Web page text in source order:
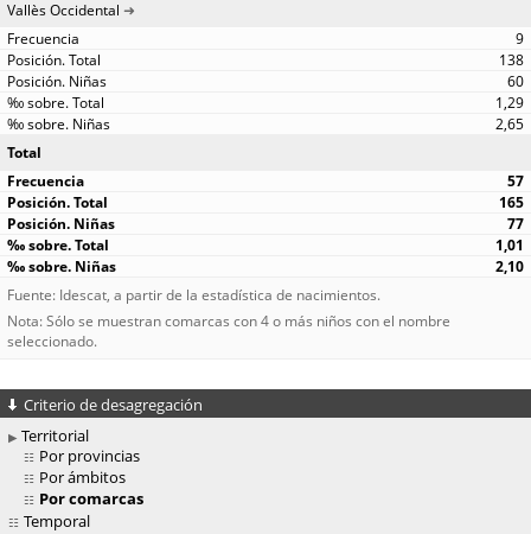
Vallès Occidental
9
138
60
1,29
2,65
Total
57
165
77
1,01
2,10
Fuente: Idescat, a partir de la estadística de nacimientos.
Nota: Sólo se muestran comarcas con 4 o más niños con el nombre
seleccionado.
Criterio de desagregación
Territorial
Por provincias
Por ámbitos
Por comarcas
Temporal